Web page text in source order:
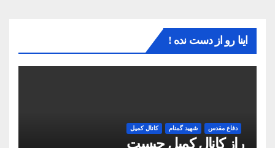
اینا رو از دست نده !
دفاع مقدس شهید گمنام کانال کمیل
راز کانال کمیل چیست